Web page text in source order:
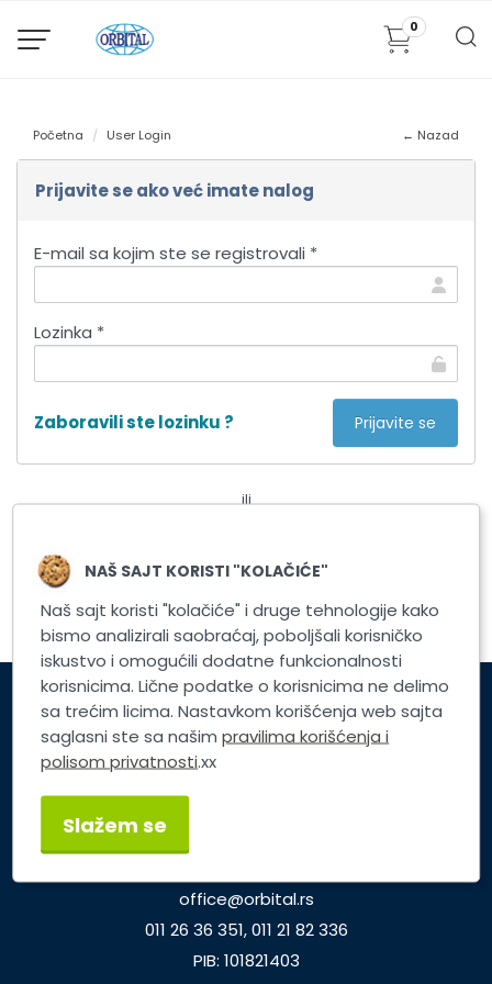
0
Početna User Login ← Nazad
Prijavite se ako već imate nalog
E-mail sa kojim ste se registrovali *
Lozinka *
Zaboravili ste lozinku ?
ili
Registrujte nalog
Korisnički servis
Brzi linkovi
office@orbital.rs
011 26 36 351, 011 21 82 336
PIB: 101821403
NAŠ SAJT KORISTI "KOLAČIĆE"
Naš sajt koristi "kolačiće" i druge tehnologije kako
bismo analizirali saobraćaj, poboljšali korisničko
iskustvo i omogućili dodatne funkcionalnosti
korisnicima. Lične podatke o korisnicima ne delimo
sa trećim licima. Nastavkom korišćenja web sajta
saglasni ste sa našimpravilima korišćenja i
polisom privatnosti.xx
Slažem se